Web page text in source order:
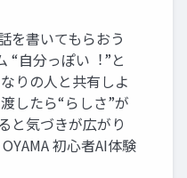
を書いてもらおう
“⾃分っぽい︕”と
りの⼈と共有しよ
したら“らしさ”が
と気づきが広がり
初⼼者AI体験